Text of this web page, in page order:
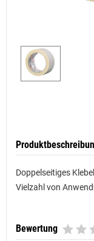
Doppelseitiges
Vielzahl von
Bewertung